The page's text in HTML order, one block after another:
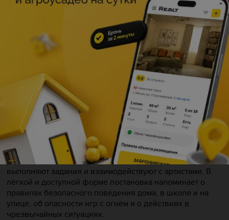
Знаменитый блогер проводит стрим-расследование по
делу о пожаре в «Кошкином доме». Вместе с героями
представления ребята в игровой форме
восстанавливают яркие эпизоды известной сказки,
танцуют и подпевают любимым мелодиям.
Знакомый сюжет о гордой и равнодушной Кошке, её
привратнике коте Василии, лицемерных друзьях и
котятах-племянниках переосмыслен с учётом
современных реалий. Это помогает детям лучше
запомнить правила пожарной безопасности, а также
задуматься о нравственных и моральных ценностях.
Во время спектакля юные зрители становятся
участниками действия: активно включаются в игру,
выполняют задания и взаимодействуют с артистами. В
лёгкой и доступной форме постановка напоминает о
правилах безопасного поведения дома, в школе и на
улице, об опасности игр с огнём и о действиях в
чрезвычайных ситуациях.